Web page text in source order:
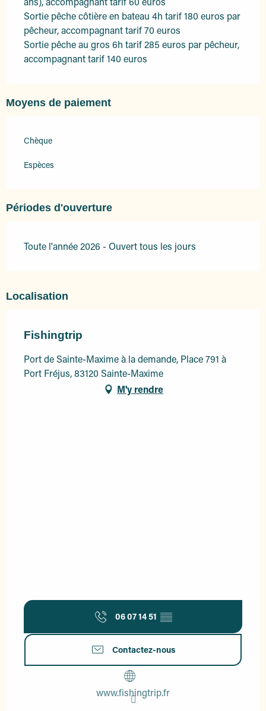
Sortie pêche côtière en bateau 4h tarif 180 euros par
pêcheur, accompagnant tarif 70 euros
Sortie pêche au gros 6h tarif 285 euros par pêcheur,
accompagnant tarif 140 euros
Moyens de paiement
Chèque
Espèces
Périodes d'ouverture
Toute l'année 2026 - Ouvert tous les jours
Localisation
Fishingtrip
Port de Sainte-Maxime à la demande, Place 791 à
Port Fréjus, 83120 Sainte-Maxime
M'y rendre
06 07 14 51 ▒▒
Contactez-nous
www.fishingtrip.fr